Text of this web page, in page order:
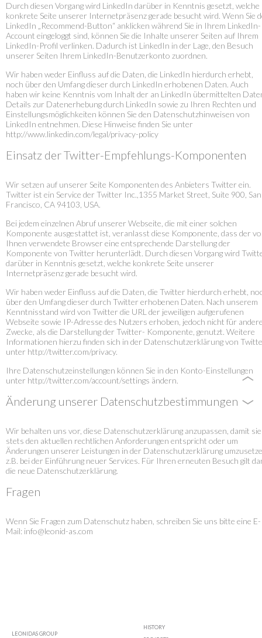
Durch diesen Vorgang wird LinkedIn darüber in Kenntnis gesetzt, welche
konkrete Seite unserer Internetpräsenz gerade besucht wird. Wenn Sie
LinkedIn „Recommend-Button“ anklicken während Sie in Ihrem LinkedIn-
Account eingeloggt sind, können Sie die Inhalte unserer Seiten auf Ihrem
LinkedIn-Profil verlinken. Dadurch ist LinkedIn in der Lage, den Besuch
unserer Seiten Ihrem LinkedIn-Benutzerkonto zuordnen.
Wir haben weder Einfluss auf die Daten, die LinkedIn hierdurch erhebt,
noch über den Umfang dieser durch LinkedIn erhobenen Daten. Auch
haben wir keine Kenntnis vom Inhalt der an LinkedIn übermittelten
Details zur Datenerhebung durch LinkedIn sowie zu Ihren Rechten und
Einstellungsmöglichkeiten können Sie den Datenschutzhinweisen von
LinkedIn entnehmen. Diese Hinweise finden Sie unter
http://www.linkedin.com/legal/privacy-policy
Einsatz der Twitter-Empfehlungs-Komponenten
Wir setzen auf unserer Seite Komponenten des Anbieters Twitter ein.
Twitter ist ein Service der Twitter Inc.,1355 Market Street, Suite 900, San
Francisco, CA 94103, USA.
Bei jedem einzelnen Abruf unserer Webseite, die mit einer solchen
Komponente ausgestattet ist, veranlasst diese Komponente, dass der
Ihnen verwendete Browser eine entsprechende Darstellung der
Komponente von Twitter herunterlädt. Durch diesen Vorgang wird
darüber in Kenntnis gesetzt, welche konkrete Seite unserer
Internetpräsenz gerade besucht wird.
Wir haben weder Einfluss auf die Daten, die Twitter hierdurch erhebt,
über den Umfang dieser durch Twitter erhobenen Daten. Nach unserem
Kenntnisstand wird von Twitter die URL der jeweiligen aufgerufenen
Webseite sowie IP-Adresse des Nutzers erhoben, jedoch nicht für
Zwecke, als die Darstellung der Twitter- Komponente, genutzt. Weitere
Informationen hierzu finden sich in der Datenschutzerklärung von
unter http://twitter.com/privacy.
Ihre Datenschutzeinstellungen können Sie in den Konto-Einstellungen
unter http://twitter.com/account/settings ändern.
Änderung unserer Datenschutzbestimmungen
Wir behalten uns vor, diese Datenschutzerklärung anzupassen, damit sie
stets den aktuellen rechtlichen Anforderungen entspricht oder um
Änderungen unserer Leistungen in der Datenschutzerklärung
z.B. bei der Einführung neuer Services. Für Ihren erneuten Besuch gilt
die neue Datenschutzerklärung.
Fragen
Wenn Sie Fragen zum Datenschutz haben, schreiben Sie uns bitte eine E-
Mail: info@leonid-as.com
LEONIDAS GROUP
HISTORY